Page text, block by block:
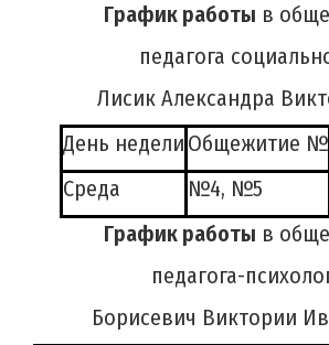
График работы в
педагога
Лисик Александра
День недели Общежитие №
Среда
№4, №5
График работы в
педагога-
Борисевич Виктории